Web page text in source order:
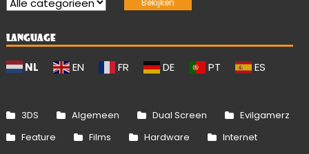
LANGUAGE
NL EN FR DE PT ES
3DS Algemeen Dual Screen
Evilgamerz
Feature
Films Hardware
Internet